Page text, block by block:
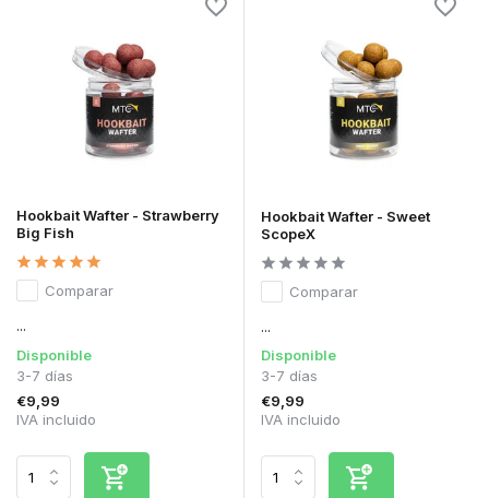
Hookbait Wafter - Strawberry
Big Fish
Comparar
...
Disponible
3-7 días
€9,99
IVA incluido
Hookbait Wafter - Sweet
ScopeX
Comparar
...
Disponible
3-7 días
€9,99
IVA incluido